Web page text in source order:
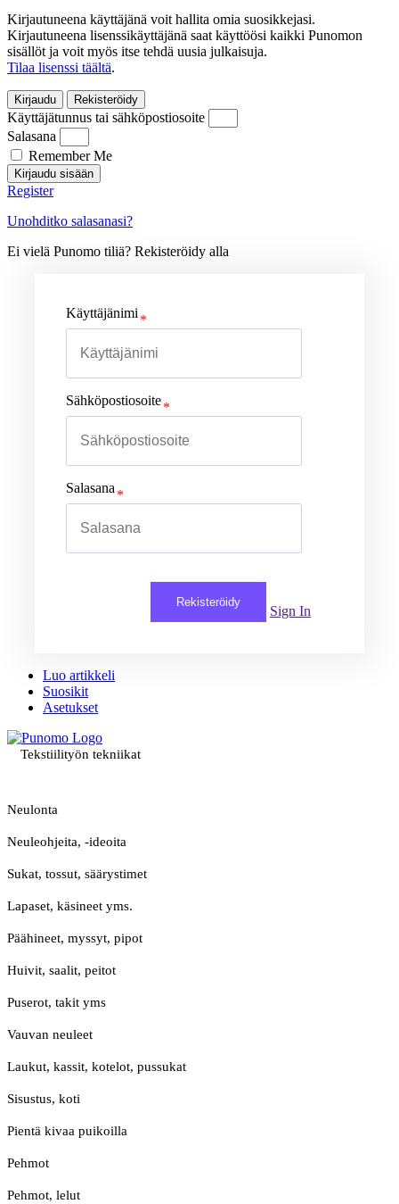
Kirjautuneena käyttäjänä voit hallita omia suosikkejasi.
Kirjautuneena lisenssikäyttäjänä saat käyttöösi kaikki Punomon
sisällöt ja voit myös itse tehdä uusia julkaisuja.
Tilaa lisenssi täältä.
Kirjaudu Rekisteröidy
Käyttäjätunnus tai sähköpostiosoite
Salasana
Remember Me
Kirjaudu sisään
Register
Unohditko salasanasi?
Ei vielä Punomo tiliä? Rekisteröidy alla
Käyttäjänimi
Sähköpostiosoite
Salasana
Rekisteröidy
Sign In
Luo artikkeli
Suosikit
Asetukset
Tekstiilityön tekniikat
Neulonta
Neuleohjeita, -ideoita
Sukat, tossut, säärystimet
Lapaset, käsineet yms.
Päähineet, myssyt, pipot
Huivit, saalit, peitot
Puserot, takit yms
Vauvan neuleet
Laukut, kassit, kotelot, pussukat
Sisustus, koti
Pientä kivaa puikoilla
Pehmot
Pehmot, lelut